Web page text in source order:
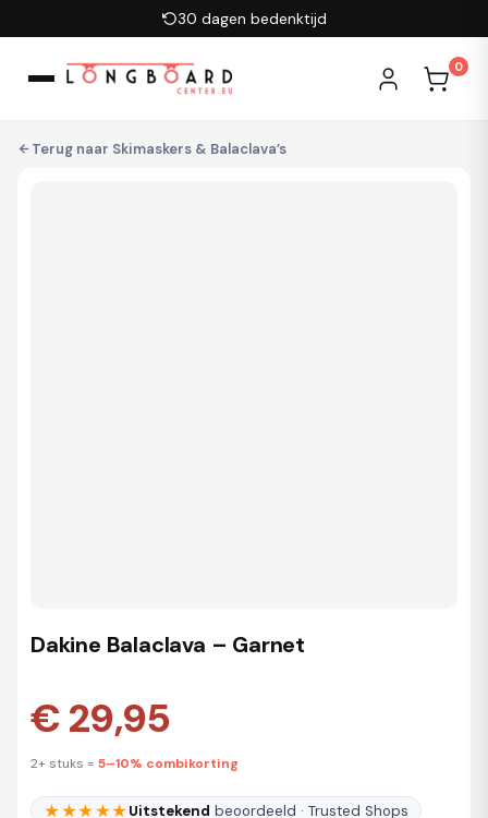
30 dagen bedenktijd
0
Terug naar Skimaskers & Balaclava’s
Dakine Balaclava – Garnet
€ 29,95
2+ stuks = 5–10% combikorting
★★★★★Uitstekend beoordeeld · Trusted Shops